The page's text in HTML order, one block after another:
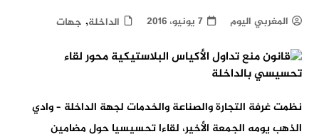
المغربي اليوم 7 يونيو، 2016 الداخلة, جهات
نظمت غرفة التجارة والصناعة والخدمات لجهة الداخلة – وادي
الذهب يومه الجمعة الأخير، لقاءا تحسيسيا حول مضامين